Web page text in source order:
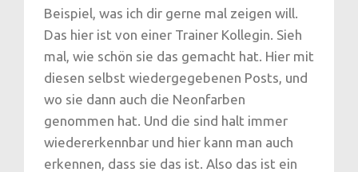
Beispiel, was ich dir gerne mal zeigen will.
Das hier ist von einer Trainer Kollegin. Sieh
mal, wie schön sie das gemacht hat. Hier mit
diesen selbst wiedergegebenen Posts, und
wo sie dann auch die Neonfarben
genommen hat. Und die sind halt immer
wiedererkennbar und hier kann man auch
erkennen, dass sie das ist. Also das ist ein